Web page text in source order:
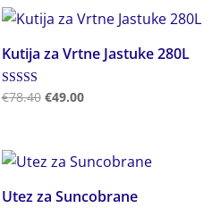
Kutija za Vrtne Jastuke 280L
Ocjenjeno
€78.40 €49.00
Utez za Suncobrane